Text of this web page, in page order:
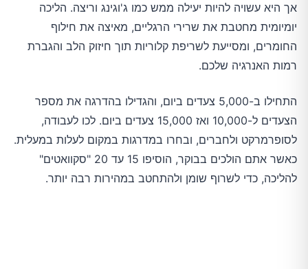
אך היא עשויה להיות יעילה ממש כמו ג'וגינג וריצה. הליכה
יומיומית מחטבת את שרירי הרגליים, מאיצה את חילוף
החומרים, ומסייעת לשריפת קלוריות תוך חיזוק הלב והגברת
רמות האנרגיה שלכם.
התחילו ב-5,000 צעדים ביום, והגדילו בהדרגה את מספר
הצעדים ל-10,000 ואז 15,000 צעדים ביום. לכו לעבודה,
לסופרמרקט ולחברים, ובחרו במדרגות במקום לעלות במעלית.
כאשר אתם הולכים בבוקר, הוסיפו 15 עד 20 "סקוואטים"
להליכה, כדי לשרוף שומן ולהתחטב במהירות רבה יותר.